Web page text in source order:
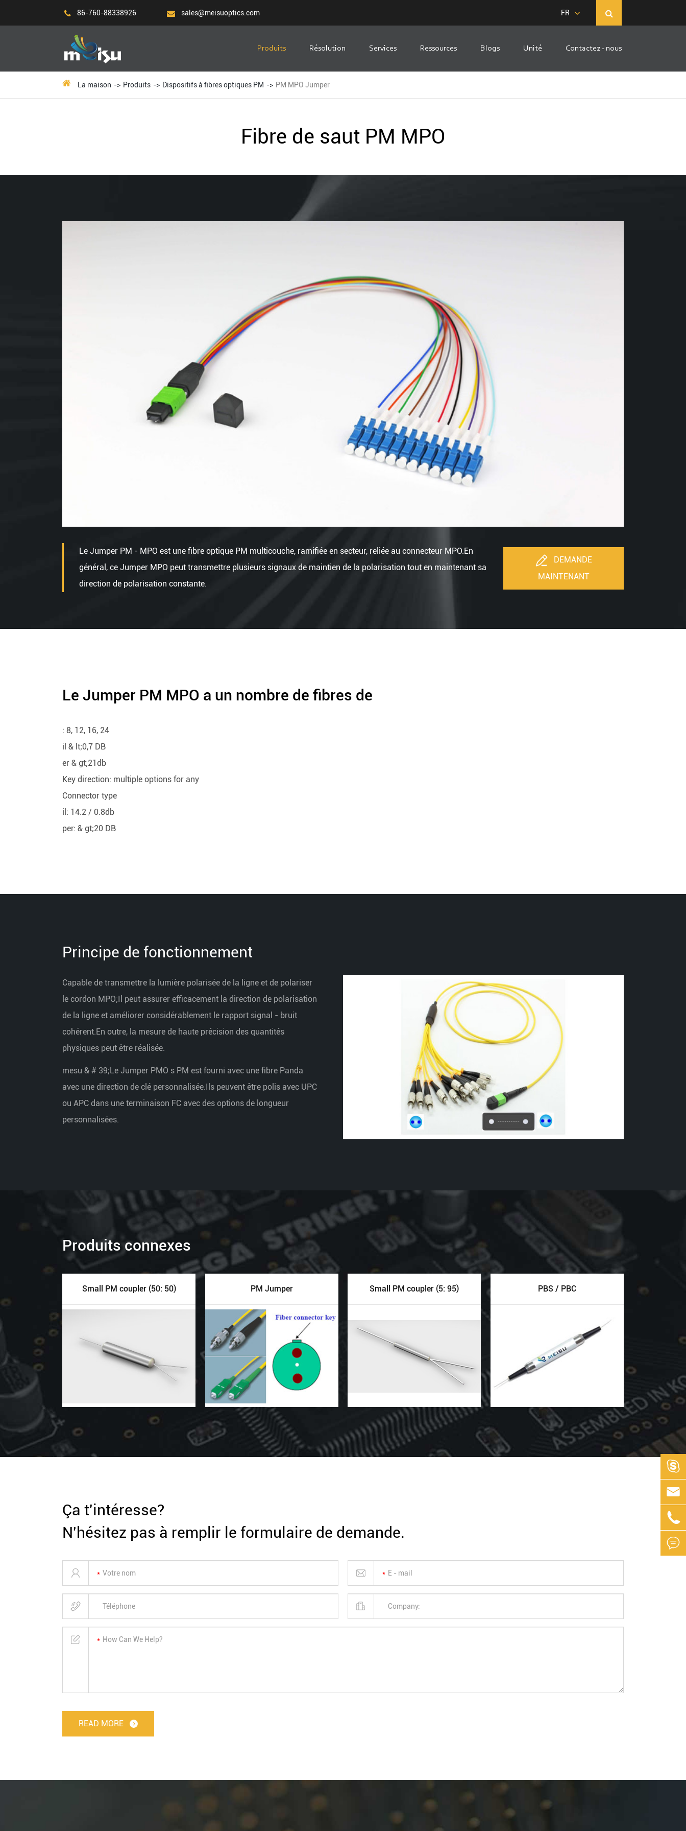
86-760-88338926 sales@meisuoptics.com FR
Produits Résolution Services Ressources Blogs Unité Contactez - nous
La maison Produits Dispositifs à fibres optiques PM PM MPO Jumper
Fibre de saut PM MPO
Le Jumper PM - MPO est une fibre optique PM multicouche, ramifiée en secteur, reliée au connecteur MPO.En
général, ce Jumper MPO peut transmettre plusieurs signaux de maintien de la polarisation tout en maintenant sa
direction de polarisation constante.
DEMANDE
MAINTENANT
Le Jumper PM MPO a un nombre de fibres de
: 8, 12, 16, 24
il & lt;0,7 DB
er & gt;21db
Key direction: multiple options for any
Connector type
il: 14.2 / 0.8db
per: & gt;20 DB
Principe de fonctionnement
Capable de transmettre la lumière polarisée de la ligne et de polariser
le cordon MPO;Il peut assurer efficacement la direction de polarisation
de la ligne et améliorer considérablement le rapport signal - bruit
cohérent.En outre, la mesure de haute précision des quantités
physiques peut être réalisée.
mesu & # 39;Le Jumper PMO s PM est fourni avec une fibre Panda
avec une direction de clé personnalisée.Ils peuvent être polis avec UPC
ou APC dans une terminaison FC avec des options de longueur
personnalisées.
Produits connexes
Small PM coupler (50: 50) PM Jumper Small PM coupler (5: 95) PBS / PBC
Ça t'intéresse?
N'hésitez pas à remplir le formulaire de demande.
READ MORE



